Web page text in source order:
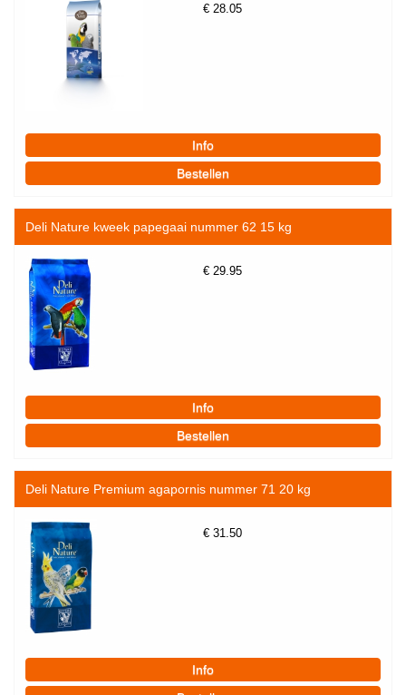
€ 28.05
Deli Nature kweek papegaai nummer 62 15 kg
€ 29.95
Deli Nature Premium agapornis nummer 71 20 kg
€ 31.50